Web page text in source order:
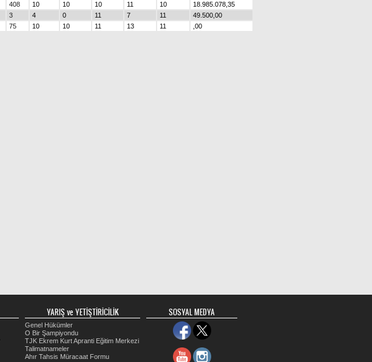
408 10 10 10 11 10
18.985.078,35
3 4 0 11 7 11
49.500,00
75 10 10 11 13 11
,00
YARIŞ ve YETİŞTİRİCİLİK
Genel Hükümler
O Bir Şampiyondu
TJK Ekrem Kurt Apranti Eğitim Merkezi
Talimatnameler
Ahır Tahsis Müracaat Formu
SOSYAL MEDYA